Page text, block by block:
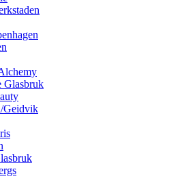
Glasbruk
Geidvik